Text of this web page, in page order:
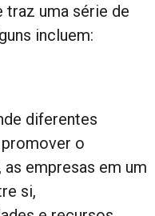
traz uma série de
incluem:
diferentes
o
empresas em um
si,